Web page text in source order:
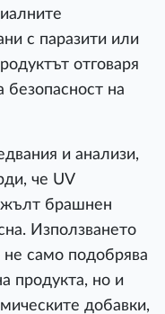
с паразити или
отговаря
безопасност на
и анализи,
че UV
жълт брашнен
Използването
не само подобрява
продукта, но и
добавки,